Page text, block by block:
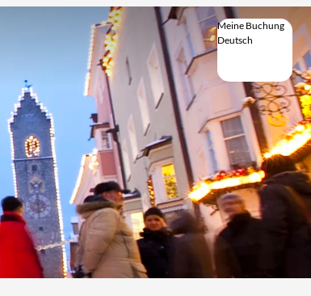
Meine Buchung
Deutsch